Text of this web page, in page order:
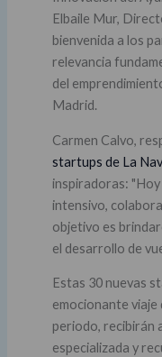
Elbaile Mur,
bienvenida a los
relevancia
del
Madrid.
Carmen Calvo,
startups de La
inspiradoras: "Hoy
intensivo,
objetivo es
el desarrollo de
Estas 30 nuevas
emocionante
periodo, recibirán
especializada y